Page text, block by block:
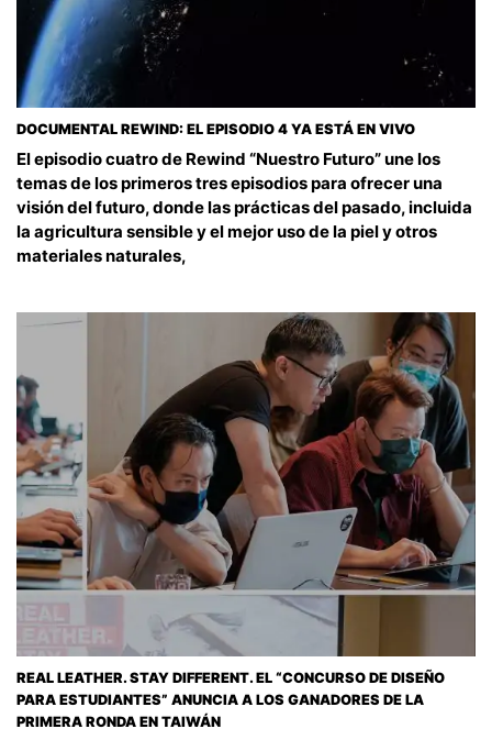
DOCUMENTAL REWIND: EL EPISODIO 4 YA ESTÁ EN VIVO
El episodio cuatro de Rewind “Nuestro Futuro” une los
temas de los primeros tres episodios para ofrecer una
visión del futuro, donde las prácticas del pasado, incluida
la agricultura sensible y el mejor uso de la piel y otros
materiales naturales,
REAL LEATHER. STAY DIFFERENT. EL “CONCURSO DE DISEÑO
PARA ESTUDIANTES” ANUNCIA A LOS GANADORES DE LA
PRIMERA RONDA EN TAIWÁN